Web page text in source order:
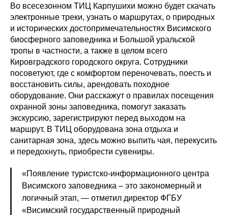
Во всесезонном ТИЦ Карпушихи можно будет скачать
электронные треки, узнать о маршрутах, о природных
и исторических достопримечательностях Висимского
биосферного заповедника и Большой уральской
тропы в частности, а также в целом всего
Кировградского городского округа. Сотрудники
посоветуют, где с комфортом переночевать, поесть и
восстановить силы, арендовать походное
оборудование. Они расскажут о правилах посещения
охранной зоны заповедника, помогут заказать
экскурсию, зарегистрируют перед выходом на
маршрут. В ТИЦ оборудована зона отдыха и
санитарная зона, здесь можно выпить чая, перекусить
и передохнуть, приобрести сувениры.
«Появление туристско-информационного центра
Висимского заповедника – это закономерный и
логичный этап, — отметил директор ФГБУ
«Висимский государственный природный